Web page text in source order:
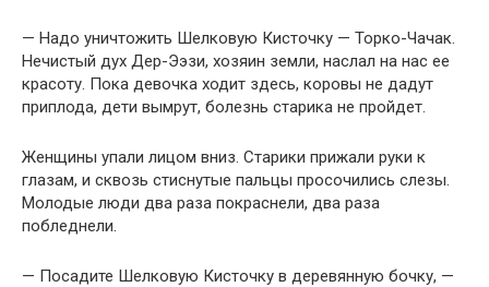
— Надо уничтожить Шелковую Кисточку — Торко-Чачак.
Нечистый дух Дер-Ээзи, хозяин земли, наслал на нас ее
красоту. Пока девочка ходит здесь, коровы не дадут
приплода, дети вымрут, болезнь старика не пройдет.
Женщины упали лицом вниз. Старики прижали руки к
глазам, и сквозь стиснутые пальцы просочились слезы.
Молодые люди два раза покраснели, два раза
побледнели.
— Посадите Шелковую Кисточку в деревянную бочку, —